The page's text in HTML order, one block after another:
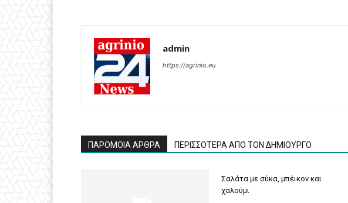
admin
https://agrinio.eu
ΠΑΡΟΜΟΙΑ ΑΡΘΡΑ ΠΕΡΙΣΣΟΤΕΡΑ ΑΠΟ ΤΟΝ ΔΗΜΙΟΥΡΓΟ
Σαλάτα με σύκα, μπέικον και
χαλούμι